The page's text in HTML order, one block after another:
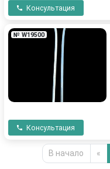
Консультация
№ W19500
Консультация
В начало «